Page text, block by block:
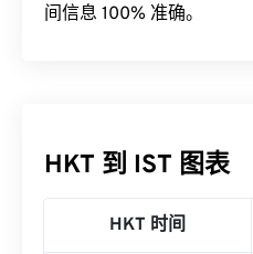
间信息 100% 准确。
HKT 到 IST 图表
HKT 时间